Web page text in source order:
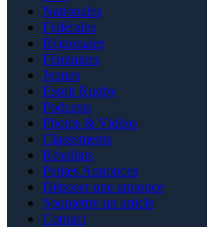
Nationales
Fédérales
Régionales
Féminines
Jeunes
Esprit Rugby
Podcasts
Photos & Vidéos
Classements
Résultats
Petites Annonces
Déposer une annonce
Soumettre un article
Contact